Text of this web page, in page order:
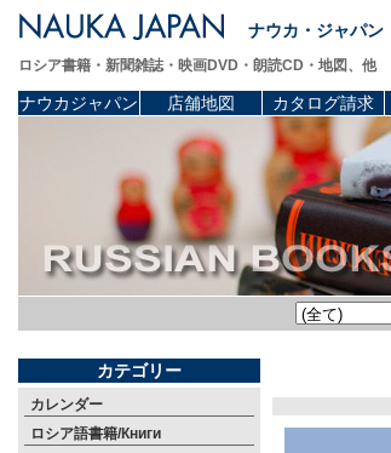
ナウカ・ジャパン
ロシア書籍・新聞雑誌・映画DVD・朗読CD・地図、
ナウカジャパン 店舗地図 カタログ請求
カテゴリー
カレンダー
ロシア語書籍/Книги